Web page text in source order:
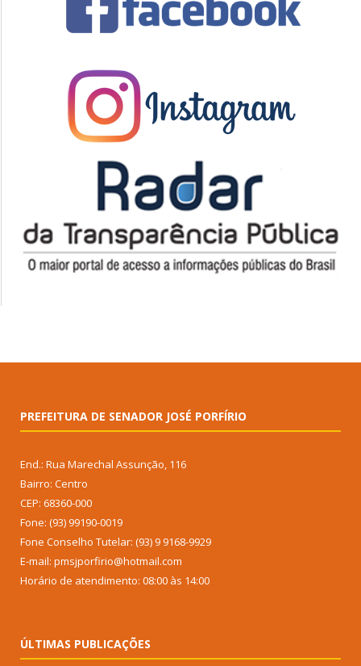
PREFEITURA DE SENADOR JOSÉ PORFÍRIO
End.: Rua Marechal Assunção, 116
Bairro: Centro
CEP: 68360-000
Fone: (93) 99190-0019
Fone Conselho Tutelar: (93) 9 9168-9929
E-mail: pmsjporfirio@hotmail.com
Horário de atendimento: 08:00 às 14:00
ÚLTIMAS PUBLICAÇÕES